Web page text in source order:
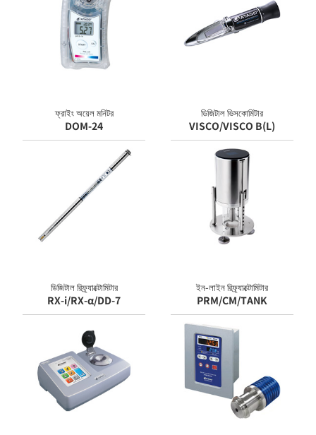
ফ্রাইং অয়েল মনিটর
DOM-24
ডিজিটাল ভিসকোমিটার
VISCO/VISCO B(L)
ডিজিটাল রিফ্র্যাক্টোমিটার
RX-i/RX-α/DD-7
ইন-লাইন রিফ্র্যাক্টোমিটার
PRM/CM/TANK